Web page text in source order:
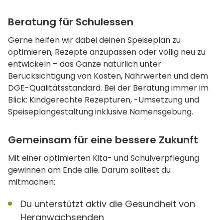
Beratung für Schulessen
Gerne helfen wir dabei deinen Speiseplan zu
optimieren, Rezepte anzupassen oder völlig neu zu
entwickeln – das Ganze natürlich unter
Berücksichtigung von Kosten, Nährwerten und dem
DGE-Qualitätsstandard. Bei der Beratung immer im
Blick: Kindgerechte Rezepturen, -Umsetzung und
Speiseplangestaltung inklusive Namensgebung.
Gemeinsam für eine bessere Zukunft
Mit einer optimierten Kita- und Schulverpflegung
gewinnen am Ende alle. Darum solltest du
mitmachen:
Du unterstützt aktiv die Gesundheit von
Heranwachsenden